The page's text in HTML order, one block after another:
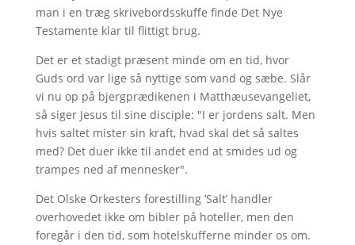
man i en træg skrivebordsskuffe finde Det Nye
Testamente klar til flittigt brug.
Det er et stadigt præsent minde om en tid, hvor
Guds ord var lige så nyttige som vand og sæbe. Slår
vi nu op på bjergprædikenen i Matthæusevangeliet,
så siger Jesus til sine disciple: "I er jordens salt. Men
hvis saltet mister sin kraft, hvad skal det så saltes
med? Det duer ikke til andet end at smides ud og
trampes ned af mennesker".
Det Olske Orkesters forestilling ’Salt’ handler
overhovedet ikke om bibler på hoteller, men den
foregår i den tid, som hotelskufferne minder os om.